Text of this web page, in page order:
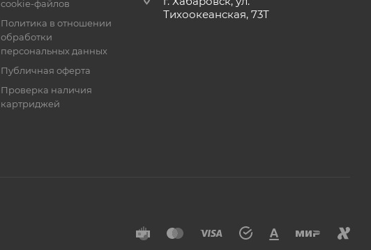
cookie-файлов
Политика в отношении
обработки
персональных данных
Публичная оферта
Проверка наличия
картриджей
Тихоокеанская, 73Т